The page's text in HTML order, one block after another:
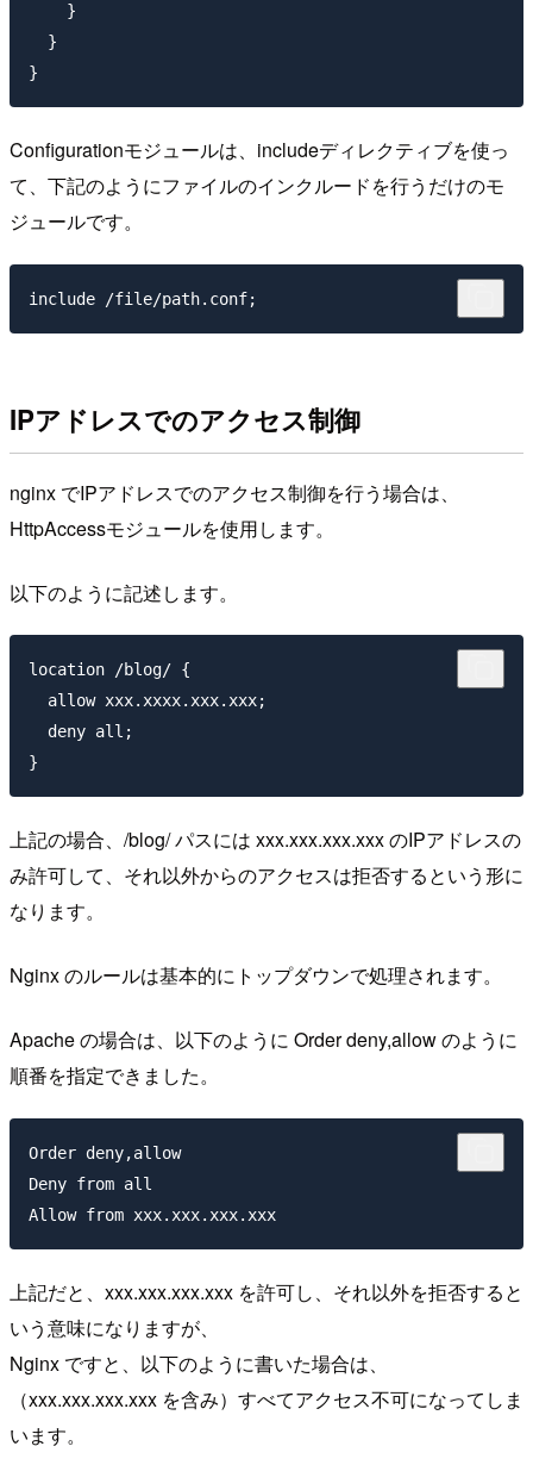
    }
  }
Configurationモジュールは、includeディレクティブを使っ
て、下記のようにファイルのインクルードを行うだけのモ
ジュールです。
IPアドレスでのアクセス制御
nginx でIPアドレスでのアクセス制御を行う場合は、
HttpAccessモジュールを使用します。
以下のように記述します。
location /blog/ {
  allow xxx.xxxx.xxx.xxx;
  deny all;
上記の場合、/blog/ パスには xxx.xxx.xxx.xxx のIPアドレスの
み許可して、それ以外からのアクセスは拒否するという形に
なります。
Nginx のルールは基本的にトップダウンで処理されます。
Apache の場合は、以下のように Order deny,allow のように
順番を指定できました。
Order deny,allow
Deny from all
上記だと、xxx.xxx.xxx.xxx を許可し、それ以外を拒否すると
いう意味になりますが、
Nginx ですと、以下のように書いた場合は、
（xxx.xxx.xxx.xxx を含み）すべてアクセス不可になってしま
います。